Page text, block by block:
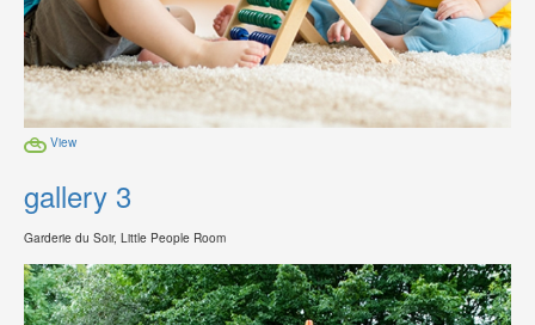
View
gallery 3
Garderie du Soir, Little People Room